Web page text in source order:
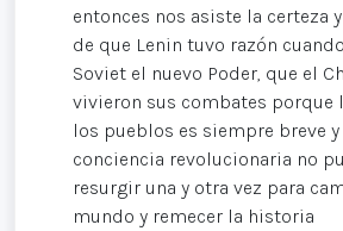
entonces nos asiste la certeza
de que Lenin tuvo razón
Soviet el nuevo Poder, que el
vivieron sus combates porque
los pueblos es siempre breve y
conciencia revolucionaria no
resurgir una y otra vez para
mundo y remecer la historia